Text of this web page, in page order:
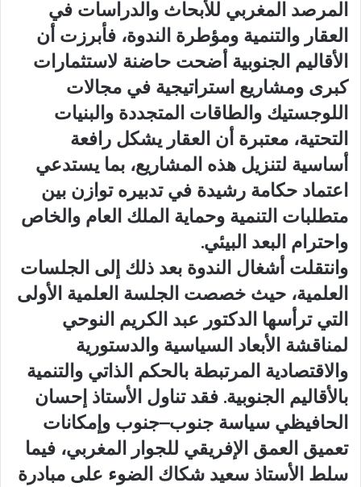
المرصد المغربي للأبحاث والدراسات في
العقار والتنمية ومؤطرة الندوة، فأبرزت أن
الأقاليم الجنوبية أضحت حاضنة لاستثمارات
كبرى ومشاريع استراتيجية في مجالات
اللوجستيك والطاقات المتجددة والبنيات
التحتية، معتبرة أن العقار يشكل رافعة
أساسية لتنزيل هذه المشاريع، بما يستدعي
اعتماد حكامة رشيدة في تدبيره توازن بين
متطلبات التنمية وحماية الملك العام والخاص
واحترام البعد البيئي.
وانتقلت أشغال الندوة بعد ذلك إلى الجلسات
العلمية، حيث خصصت الجلسة العلمية الأولى
التي ترأسها الدكتور عبد الكريم النوحي
لمناقشة الأبعاد السياسية والدستورية
والاقتصادية المرتبطة بالحكم الذاتي والتنمية
بالأقاليم الجنوبية. فقد تناول الأستاذ إحسان
الحافيظي سياسة جنوب–جنوب وإمكانات
تعميق العمق الإفريقي للجوار المغربي، فيما
سلط الأستاذ سعيد شكاك الضوء على مبادرة